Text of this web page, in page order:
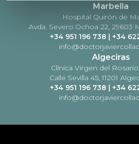
Marbella
Hospital Quirón de
Avda. Severo Ochoa 22, 29603
+34 951 196 738 | +34
Algeciras
Clínica Virgen del
Calle Sevilla 45, 11201
+34 951 196 738 | +34